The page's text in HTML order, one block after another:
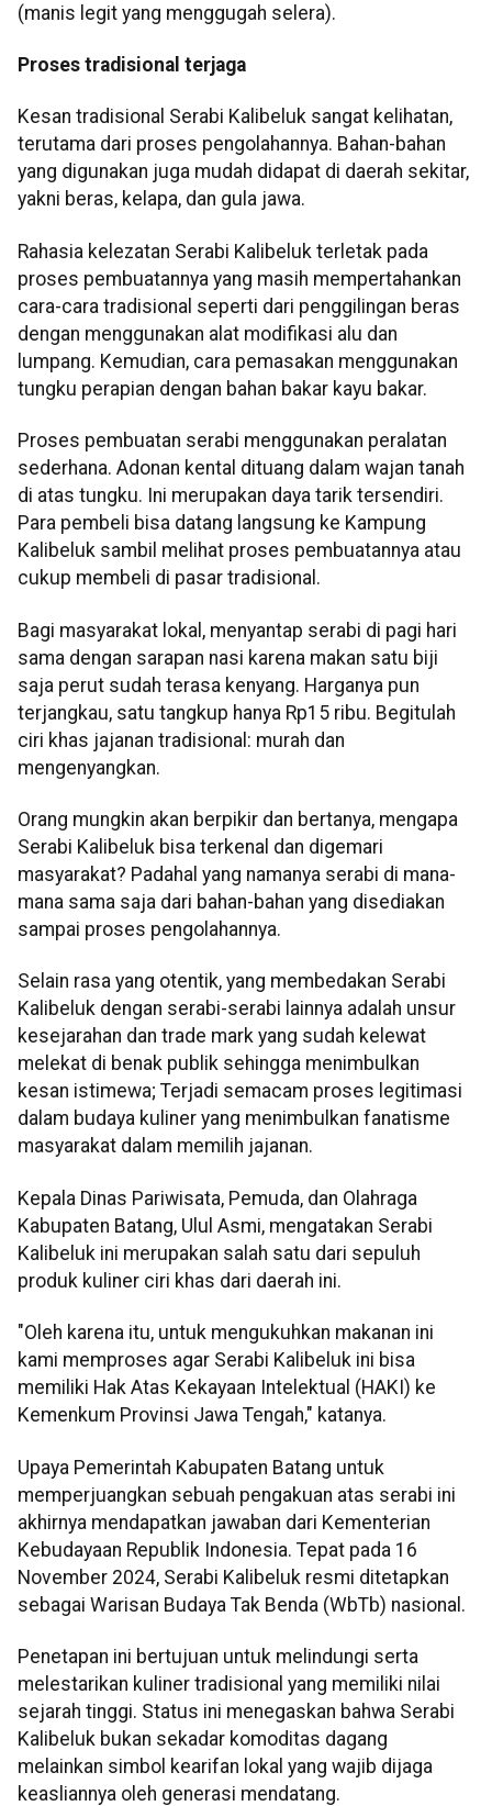
(manis legit yang menggugah selera).
Proses tradisional terjaga
Kesan tradisional Serabi Kalibeluk sangat kelihatan,
terutama dari proses pengolahannya. Bahan-bahan
yang digunakan juga mudah didapat di daerah sekitar,
yakni beras, kelapa, dan gula jawa.
Rahasia kelezatan Serabi Kalibeluk terletak pada
proses pembuatannya yang masih mempertahankan
cara-cara tradisional seperti dari penggilingan beras
dengan menggunakan alat modifikasi alu dan
lumpang. Kemudian, cara pemasakan menggunakan
tungku perapian dengan bahan bakar kayu bakar.
Proses pembuatan serabi menggunakan peralatan
sederhana. Adonan kental dituang dalam wajan tanah
di atas tungku. Ini merupakan daya tarik tersendiri.
Para pembeli bisa datang langsung ke Kampung
Kalibeluk sambil melihat proses pembuatannya atau
cukup membeli di pasar tradisional.
Bagi masyarakat lokal, menyantap serabi di pagi hari
sama dengan sarapan nasi karena makan satu biji
saja perut sudah terasa kenyang. Harganya pun
terjangkau, satu tangkup hanya Rp15 ribu. Begitulah
ciri khas jajanan tradisional: murah dan
mengenyangkan.
Orang mungkin akan berpikir dan bertanya, mengapa
Serabi Kalibeluk bisa terkenal dan digemari
masyarakat? Padahal yang namanya serabi di mana-
mana sama saja dari bahan-bahan yang disediakan
sampai proses pengolahannya.
Selain rasa yang otentik, yang membedakan Serabi
Kalibeluk dengan serabi-serabi lainnya adalah unsur
kesejarahan dan trade mark yang sudah kelewat
melekat di benak publik sehingga menimbulkan
kesan istimewa; Terjadi semacam proses legitimasi
dalam budaya kuliner yang menimbulkan fanatisme
masyarakat dalam memilih jajanan.
Kepala Dinas Pariwisata, Pemuda, dan Olahraga
Kabupaten Batang, Ulul Asmi, mengatakan Serabi
Kalibeluk ini merupakan salah satu dari sepuluh
produk kuliner ciri khas dari daerah ini.
"Oleh karena itu, untuk mengukuhkan makanan ini
kami memproses agar Serabi Kalibeluk ini bisa
memiliki Hak Atas Kekayaan Intelektual (HAKI) ke
Kemenkum Provinsi Jawa Tengah," katanya.
Upaya Pemerintah Kabupaten Batang untuk
memperjuangkan sebuah pengakuan atas serabi ini
akhirnya mendapatkan jawaban dari Kementerian
Kebudayaan Republik Indonesia. Tepat pada 16
November 2024, Serabi Kalibeluk resmi ditetapkan
sebagai Warisan Budaya Tak Benda (WbTb) nasional.
Penetapan ini bertujuan untuk melindungi serta
melestarikan kuliner tradisional yang memiliki nilai
sejarah tinggi. Status ini menegaskan bahwa Serabi
Kalibeluk bukan sekadar komoditas dagang
melainkan simbol kearifan lokal yang wajib dijaga
keasliannya oleh generasi mendatang.